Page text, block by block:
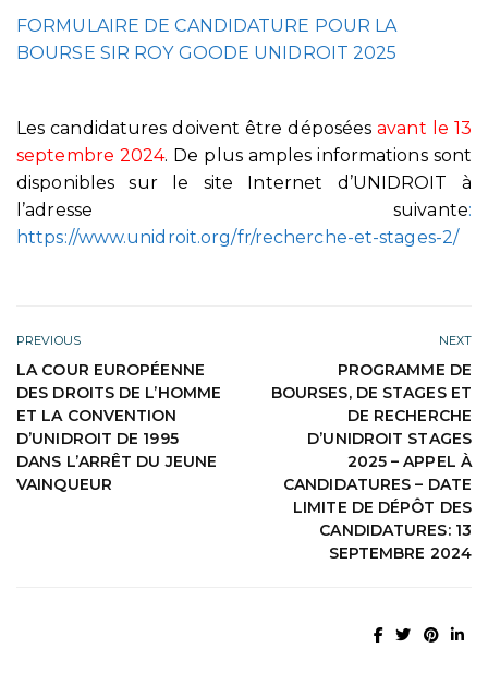
FORMULAIRE DE CANDIDATURE POUR LA
BOURSE SIR ROY GOODE UNIDROIT 2025
Les candidatures doivent être déposéesavant le 13
septembre 2024. De plus amples informations sont
disponibles sur le site Internet d’UNIDROIT à
l’adresse suivante:
https://www.unidroit.org/fr/recherche-et-stages-2/
PREVIOUS
LA COUR EUROPÉENNE
DES DROITS DE L’HOMME
ET LA CONVENTION
D’UNIDROIT DE 1995
DANS L’ARRÊT DU JEUNE
VAINQUEUR
NEXT
PROGRAMME DE
BOURSES, DE STAGES ET
DE RECHERCHE
D’UNIDROIT STAGES
2025 – APPEL À
CANDIDATURES – DATE
LIMITE DE DÉPÔT DES
CANDIDATURES: 13
SEPTEMBRE 2024